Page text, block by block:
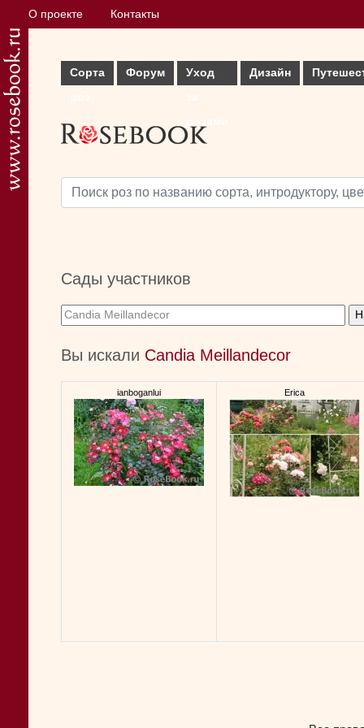
О проекте Контакты
Сорта
Форум
Уход
Дизайн
Сады участников
Вы искали Candia Meillandecor
ianboganlui Erica